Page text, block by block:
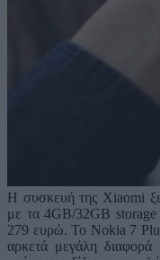
Η συσκευή της Xiaomi
με τα 4GB/32GB
279 ευρώ. Το Nokia 7 Plus
αρκετά μεγάλη διαφορά